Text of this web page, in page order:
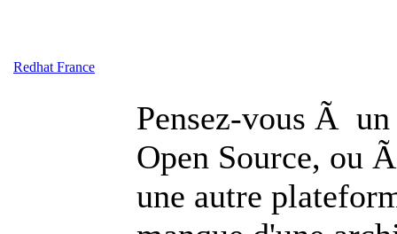
Redhat France
Pensez-vous Ã
Open Source, ou
une autre